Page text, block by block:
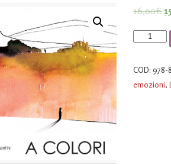
16,00€
quantità
COD:978-
emozioni,